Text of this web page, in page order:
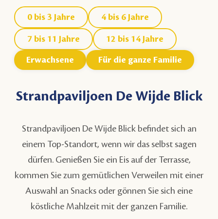
0 bis 3 Jahre 4 bis 6 Jahre
7 bis 11 Jahre 12 bis 14 Jahre
Erwachsene Für die ganze Familie
Strandpaviljoen De Wijde Blick
Strandpaviljoen De Wijde Blick befindet sich an
einem Top-Standort, wenn wir das selbst sagen
dürfen. Genießen Sie ein Eis auf der Terrasse,
kommen Sie zum gemütlichen Verweilen mit einer
Auswahl an Snacks oder gönnen Sie sich eine
köstliche Mahlzeit mit der ganzen Familie.